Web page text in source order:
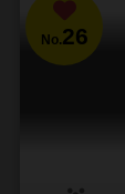
No.26